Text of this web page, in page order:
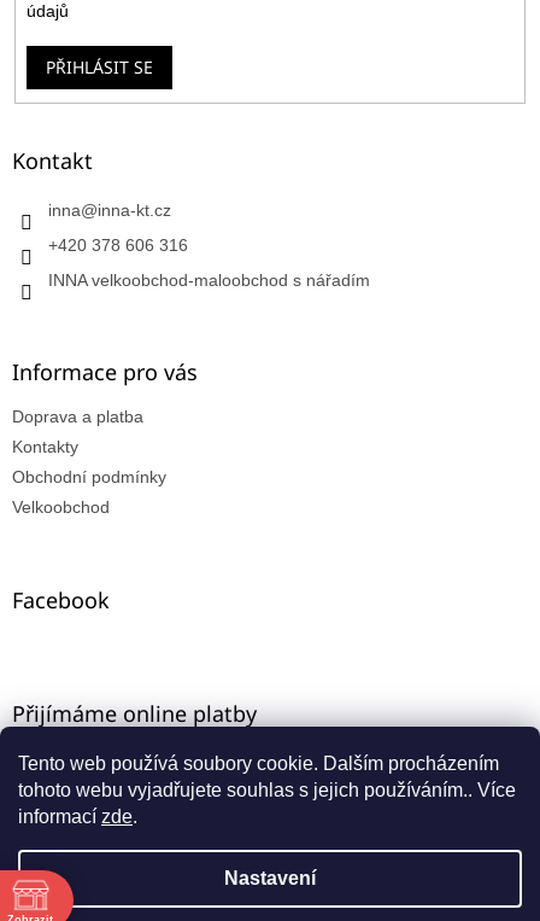
Tento web používá soubory cookie. Dalším procházením
tohoto webu vyjadřujete souhlas s jejich používáním.. Více
informací zde.
Nastavení
údajů
PŘIHLÁSIT SE
Kontakt
inna@inna-kt.cz
+420 378 606 316
INNA velkoobchod-maloobchod s nářadím
Informace pro vás
Doprava a platba
Kontakty
Obchodní podmínky
Velkoobchod
Facebook
Přijímáme online platby
Vytvořil Shoptet